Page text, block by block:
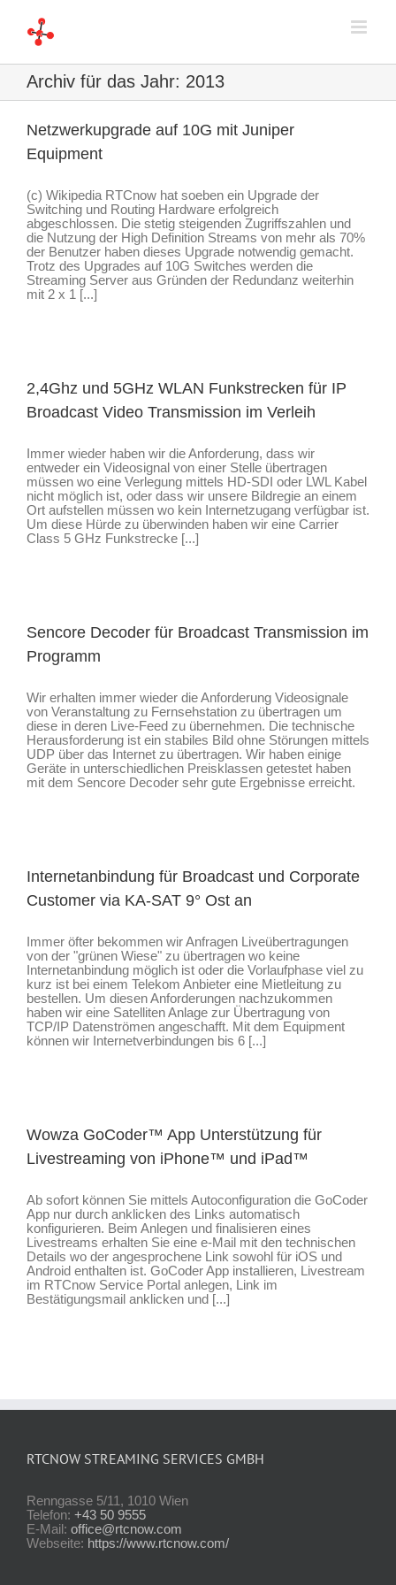
springen
Archiv für das Jahr: 2013
Netzwerkupgrade auf 10G mit Juniper
Equipment
(c) Wikipedia RTCnow hat soeben ein Upgrade der
Switching und Routing Hardware erfolgreich
abgeschlossen. Die stetig steigenden Zugriffszahlen und
die Nutzung der High Definition Streams von mehr als 70%
der Benutzer haben dieses Upgrade notwendig gemacht.
Trotz des Upgrades auf 10G Switches werden die
Streaming Server aus Gründen der Redundanz weiterhin
mit 2 x 1 [...]
2,4Ghz und 5GHz WLAN Funkstrecken für IP
Broadcast Video Transmission im Verleih
Immer wieder haben wir die Anforderung, dass wir
entweder ein Videosignal von einer Stelle übertragen
müssen wo eine Verlegung mittels HD-SDI oder LWL Kabel
nicht möglich ist, oder dass wir unsere Bildregie an einem
Ort aufstellen müssen wo kein Internetzugang verfügbar ist.
Um diese Hürde zu überwinden haben wir eine Carrier
Class 5 GHz Funkstrecke [...]
Sencore Decoder für Broadcast Transmission im
Programm
Wir erhalten immer wieder die Anforderung Videosignale
von Veranstaltung zu Fernsehstation zu übertragen um
diese in deren Live-Feed zu übernehmen. Die technische
Herausforderung ist ein stabiles Bild ohne Störungen mittels
UDP über das Internet zu übertragen. Wir haben einige
Geräte in unterschiedlichen Preisklassen getestet haben
mit dem Sencore Decoder sehr gute Ergebnisse erreicht.
Internetanbindung für Broadcast und Corporate
Customer via KA-SAT 9° Ost an
Immer öfter bekommen wir Anfragen Liveübertragungen
von der "grünen Wiese" zu übertragen wo keine
Internetanbindung möglich ist oder die Vorlaufphase viel zu
kurz ist bei einem Telekom Anbieter eine Mietleitung zu
bestellen. Um diesen Anforderungen nachzukommen
haben wir eine Satelliten Anlage zur Übertragung von
TCP/IP Datenströmen angeschafft. Mit dem Equipment
können wir Internetverbindungen bis 6 [...]
Wowza GoCoder™ App Unterstützung für
Livestreaming von iPhone™ und iPad™
Ab sofort können Sie mittels Autoconfiguration die GoCoder
App nur durch anklicken des Links automatisch
konfigurieren. Beim Anlegen und finalisieren eines
Livestreams erhalten Sie eine e-Mail mit den technischen
Details wo der angesprochene Link sowohl für iOS und
Android enthalten ist. GoCoder App installieren, Livestream
im RTCnow Service Portal anlegen, Link im
Bestätigungsmail anklicken und [...]
RTCNOW STREAMING SERVICES GMBH
Renngasse 5/11, 1010 Wien
Telefon: +43 50 9555
E-Mail: office@rtcnow.com
Webseite: https://www.rtcnow.com/